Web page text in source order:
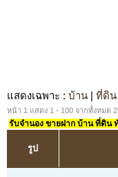
แสดงเฉพาะ : บ้าน | ที่ดิน
หน้า 1 แสดง 1 - 100 จากทั้งหมด
รับจำนอง ขายฝาก บ้าน ที่ดิน
รูป